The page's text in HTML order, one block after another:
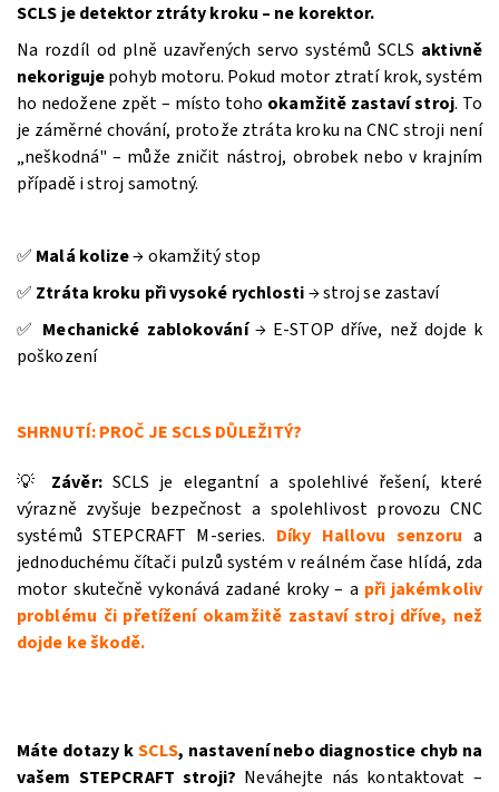
SCLS je detektor ztráty kroku – ne korektor.
Na rozdíl od plně uzavřených servo systémů SCLS aktivně
nekorigujepohyb motoru. Pokud motor ztratí krok, systém
ho nedožene zpět – místo toho okamžitě zastaví stroj. To
je záměrné chování, protože ztráta kroku na CNC stroji není
„neškodná" – může zničit nástroj, obrobek nebo v krajním
případě i stroj samotný.
✅ Malá kolize→ okamžitý stop
✅ Ztráta kroku při vysoké rychlosti→ stroj se zastaví
✅ Mechanické zablokování→ E‑STOP dříve, než dojde k
poškození
SHRNUTÍ: PROČ JE SCLS DŮLEŽITÝ?
💡 Závěr:SCLS je elegantní a spolehlivé řešení, které
výrazně zvyšuje bezpečnost a spolehlivost provozu CNC
systémů STEPCRAFT M‑series. Díky Hallovu senzoru a
jednoduchému čítači pulzů systém v reálném čase hlídá, zda
motor skutečně vykonává zadané kroky – a při jakémkoliv
problému či přetížení okamžitě zastaví stroj dříve, než
dojde ke škodě.
Máte dotazy kSCLS, nastavení nebo diagnostice chyb na
vašem STEPCRAFT stroji? Neváhejte nás kontaktovat –